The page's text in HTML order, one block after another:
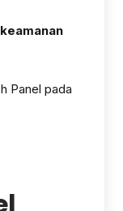
Panel pada